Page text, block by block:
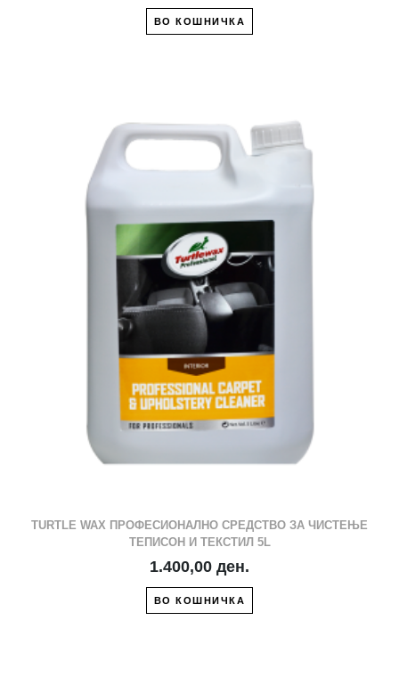
ВО КОШНИЧКА
TURTLE WAX ПРОФЕСИОНАЛНО СРЕДСТВО ЗА ЧИСТЕЊЕ
ТЕПИСОН И ТЕКСТИЛ 5L
1.400,00 ден.
ВО КОШНИЧКА